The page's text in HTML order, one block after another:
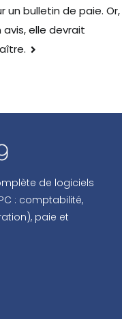
un bulletin de paie. Or,
avis, elle devrait
de logiciels
: comptabilité,
paie et